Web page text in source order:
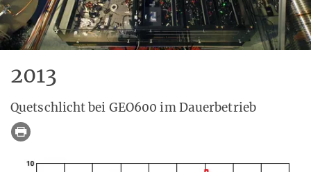
2013
Quetschlicht bei GEO600 im Dauerbetrieb